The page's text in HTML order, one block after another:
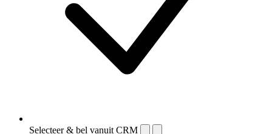
Selecteer & bel vanuit CRM